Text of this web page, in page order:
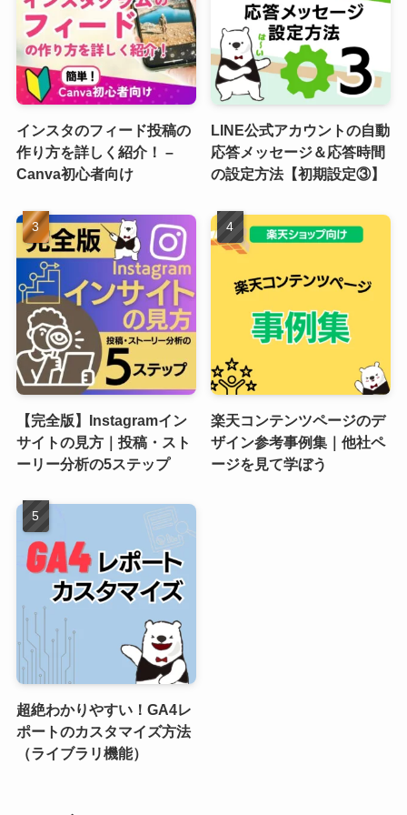
インスタのフィード投稿の
作り方を詳しく紹介！ –
Canva初心者向け
LINE公式アカウントの自動
応答メッセージ＆応答時間
の設定方法【初期設定③】
【完全版】Instagramイン
サイトの見方｜投稿・スト
ーリー分析の5ステップ
楽天コンテンツページのデ
ザイン参考事例集｜他社ペ
ージを見て学ぼう
超絶わかりやすい！GA4レ
ポートのカスタマイズ方法
（ライブラリ機能）